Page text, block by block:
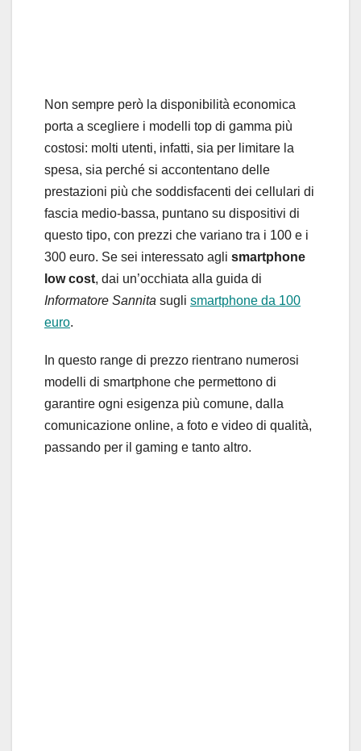
Non sempre però la disponibilità economica
porta a scegliere i modelli top di gamma più
costosi: molti utenti, infatti, sia per limitare la
spesa, sia perché si accontentano delle
prestazioni più che soddisfacenti dei cellulari di
fascia medio-bassa, puntano su dispositivi di
questo tipo, con prezzi che variano tra i 100 e i
300 euro. Se sei interessato agli smartphone
low cost, dai un’occhiata alla guida di
Informatore Sannita sugli smartphone da 100
euro.
In questo range di prezzo rientrano numerosi
modelli di smartphone che permettono di
garantire ogni esigenza più comune, dalla
comunicazione online, a foto e video di qualità,
passando per il gaming e tanto altro.